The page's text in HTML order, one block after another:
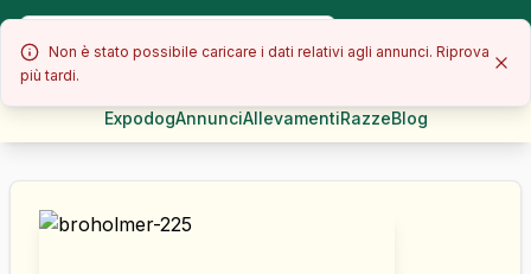
Non è stato possibile caricare i dati relativi agli annunci. Riprova
più tardi.
ExpodogAnnunciAllevamentiRazzeBlog